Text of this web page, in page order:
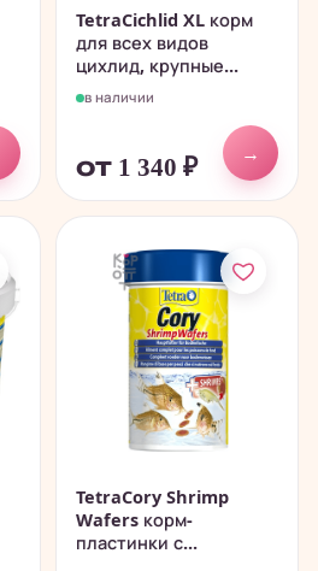
TetraCichlid XL корм
для всех видов
цихлид, крупные...
в наличии
от 1 340 ₽
→
TetraCory Shrimp
Wafers корм-
пластинки с...